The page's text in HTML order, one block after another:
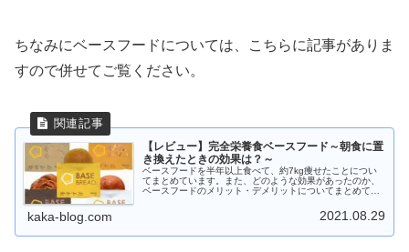
ちなみにベースフードについては、こちらに記事がありま
すので併せてご覧ください。
【レビュー】完全栄養食ベースフード～朝食に置
き換えたときの効果は？～
ベースフードを半年以上食べて、約7kg痩せたことについ
てまとめています。また、どのような効果があったのか、
ベースフードのメリット・デメリットについてまとめてい
kaka-blog.com 2021.08.29